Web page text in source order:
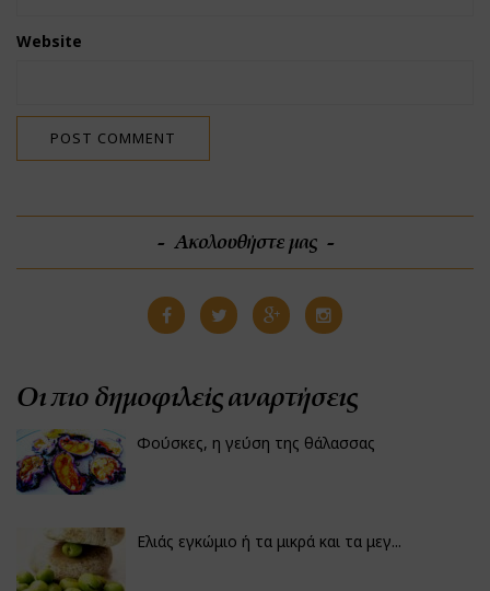
Website
Ακολουθήστε μας
Οι πιο δημοφιλείς αναρτήσεις
Φούσκες, η γεύση της θάλασσας
Ελιάς εγκώμιο ή τα μικρά και τα μεγ...